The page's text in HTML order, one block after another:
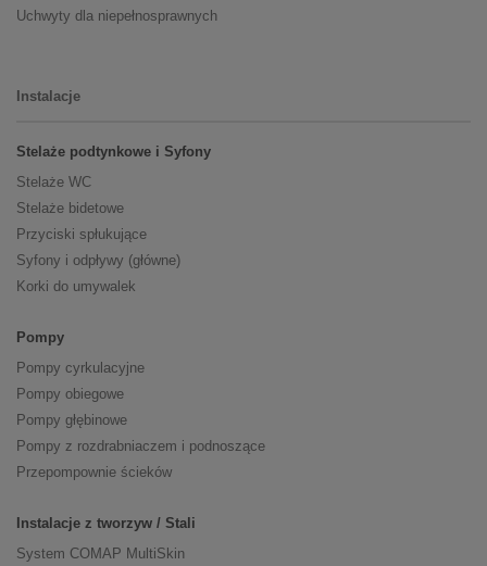
Uchwyty dla niepełnosprawnych
Instalacje
Stelaże podtynkowe i Syfony
Stelaże WC
Stelaże bidetowe
Przyciski spłukujące
Syfony i odpływy (główne)
Korki do umywalek
Pompy
Pompy cyrkulacyjne
Pompy obiegowe
Pompy głębinowe
Pompy z rozdrabniaczem i podnoszące
Przepompownie ścieków
Instalacje z tworzyw / Stali
System COMAP MultiSkin